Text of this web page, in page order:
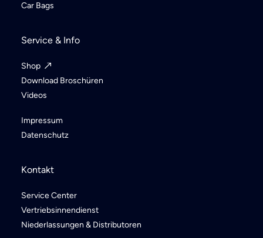
Car Bags
Service & Info
Shop
Download Broschüren
Videos
Impressum
Datenschutz
Kontakt
Service Center
Vertriebsinnendienst
Niederlassungen & Distributoren